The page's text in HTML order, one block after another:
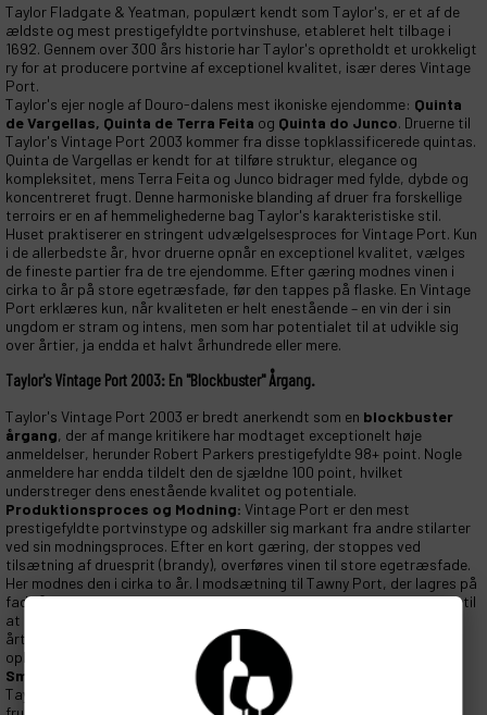
Taylor Fladgate & Yeatman, populært kendt som Taylor's, er et af de
ældste og mest prestigefyldte portvinshuse, etableret helt tilbage i
1692. Gennem over 300 års historie har Taylor's opretholdt et urokkeligt
ry for at producere portvine af exceptionel kvalitet, især deres Vintage
Port.
Taylor's ejer nogle af Douro-dalens mest ikoniske ejendomme: Quinta
de Vargellas, Quinta de Terra Feita og Quinta do Junco. Druerne til
Taylor's Vintage Port 2003 kommer fra disse topklassificerede quintas.
Quinta de Vargellas er kendt for at tilføre struktur, elegance og
kompleksitet, mens Terra Feita og Junco bidrager med fylde, dybde og
koncentreret frugt. Denne harmoniske blanding af druer fra forskellige
terroirs er en af hemmelighederne bag Taylor's karakteristiske stil.
Huset praktiserer en stringent udvælgelsesproces for Vintage Port. Kun
i de allerbedste år, hvor druerne opnår en exceptionel kvalitet, vælges
de fineste partier fra de tre ejendomme. Efter gæring modnes vinen i
cirka to år på store egetræsfade, før den tappes på flaske. En Vintage
Port erklæres kun, når kvaliteten er helt enestående – en vin der i sin
ungdom er stram og intens, men som har potentialet til at udvikle sig
over årtier, ja endda et halvt århundrede eller mere.
Taylor's Vintage Port 2003: En "Blockbuster" Årgang.
Taylor's Vintage Port 2003 er bredt anerkendt som en blockbuster
årgang, der af mange kritikere har modtaget exceptionelt høje
anmeldelser, herunder Robert Parkers prestigefyldte 98+ point. Nogle
anmeldere har endda tildelt den de sjældne 100 point, hvilket
understreger dens enestående kvalitet og potentiale.
Produktionsproces og Modning: Vintage Port er den mest
prestigefyldte portvinstype og adskiller sig markant fra andre stilarter
ved sin modningsproces. Efter en kort gæring, der stoppes ved
tilsætning af druesprit (brandy), overføres vinen til store egetræsfade.
Her modnes den i cirka to år. I modsætning til Tawny Port, der lagres på
fad i årtier og udsættes for langsom iltning, er Vintage Port designet til
at modnes på flaske. Efter aftapning fortsætter vinen sin udvikling i
årtier under de reducerende forhold i flasken, hvor den langsomt
opbygger kompleksitet og raffinement.
Smagsprofil og Sanseindtryk:
Taylor's Vintage Port 2003 er kendt for sin massive struktur og dybe